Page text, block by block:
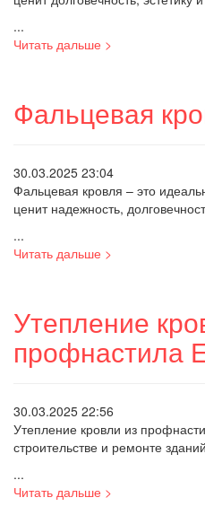
...
Читать дальше >
Фальцевая
30.03.2025 23:04
Фальцевая кровля – это
ценит надежность,
...
Читать дальше >
Утепление
профнастила
30.03.2025 22:56
Утепление кровли из
строительстве и ремонте
...
Читать дальше >